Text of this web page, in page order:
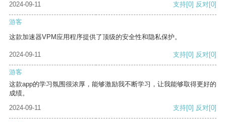
2024-09-11 支持[0] 反对[0]
游客
这款加速器VPM应用程序提供了顶级的安全性和隐私保护。
2024-09-11 支持[0] 反对[0]
游客
这款app的学习氛围很浓厚，能够激励我不断学习，让我能够取得更好的
成绩。
2024-09-11
支持[0] 反对[0]